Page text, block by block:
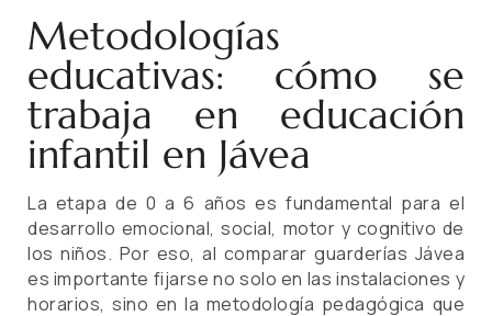
Metodologías
educativas: cómo se
trabaja en educación
infantil en Jávea
La etapa de 0 a 6 años es fundamental para el
desarrollo emocional, social, motor y cognitivo de
los niños. Por eso, al comparar guarderías Jávea
es importante fijarse no solo en las instalaciones y
horarios, sino en la metodología pedagógica que